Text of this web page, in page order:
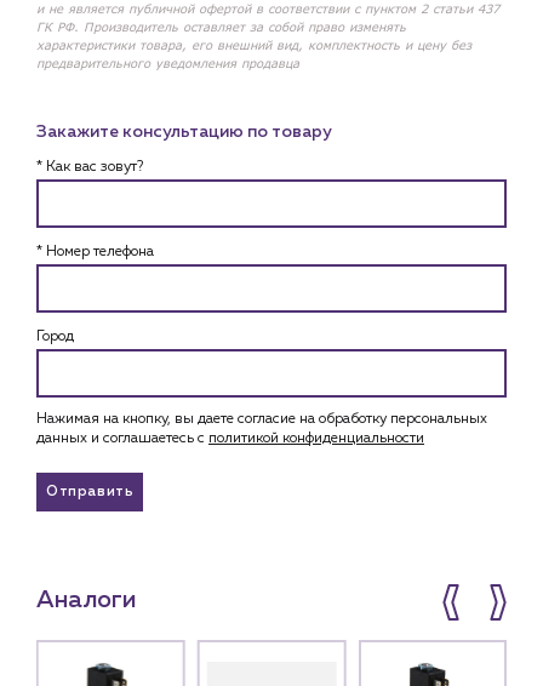
и не является публичной офертой в соответствии с пунктом 2 статьи 437
ГК РФ. Производитель оставляет за собой право изменять
характеристики товара, его внешний вид, комплектность и цену без
предварительного уведомления продавца
Закажите консультацию по товару
* Как вас зовут?
* Номер телефона
Город
Нажимая на кнопку, вы даете согласие на обработку персональных
данных и соглашаетесь c политикой конфиденциальности
Отправить
Аналоги